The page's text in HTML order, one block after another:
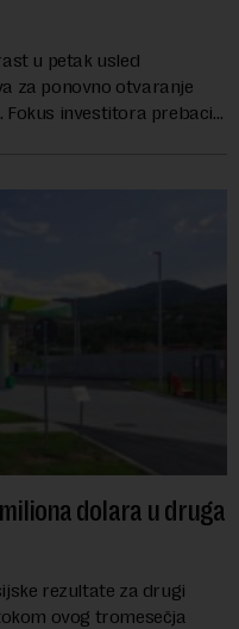
u petak usled
za ponovno otvaranje
Fokus investitora prebacio
dolara u druga
rezultate za drugi
ovog tromesečja